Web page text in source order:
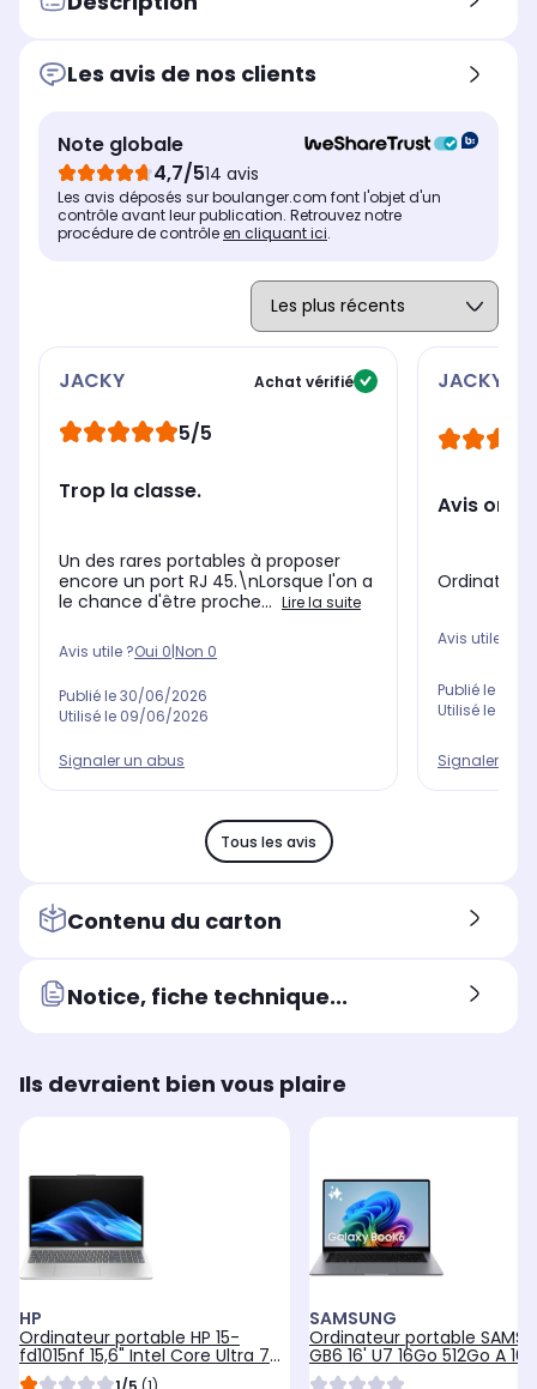
Hauteur produit (cm)
Largeur produit (cm)
22.9
Largeur produit (cm)
Les avis de nos clients
Note globale
4,7/514 avis
Les avis déposés sur boulanger.com font l'objet d'un
contrôle avant leur publication. Retrouvez notre
procédure de contrôleen cliquant ici.
JACKY Achat vérifié
5/5
Trop la classe.
Un des rares portables à proposer
encore un port RJ 45.\nLorsque l'on a
le chance d'être proche... Lire la suite
Avis utile ?Oui 0 Non 0
Publié le30/06/2026
Utilisé le 09/06/2026
Signaler un abus
JACKY
Avis ordi
Ordinateur
Avis utile ?
Publié le
Utilisé le
Signaler un
Tous les avis
Contenu du carton
Notice, fiche technique...
Ils devraient bien vous plaire
HP
Ordinateur portable HP 15-
fd1015nf 15,6" Intel Core Ultra 7
155H 32 Go RAM DDR5 SSD 1 To
SAMSUNG
Ordinateur portable
GB6 16' U7 16Go 512Go A
Core Ultra 7 355 16 Go RAM